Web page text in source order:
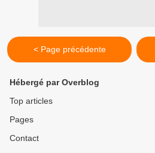
< Page précédente
Hébergé par Overblog
Top articles
Pages
Contact